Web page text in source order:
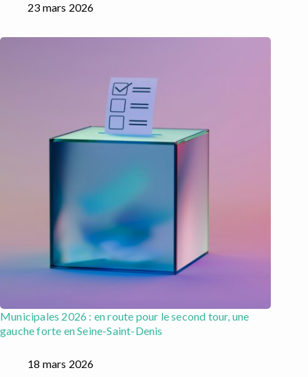
23 mars 2026
Municipales 2026 : en route pour le second tour, une
gauche forte en Seine-Saint-Denis
18 mars 2026